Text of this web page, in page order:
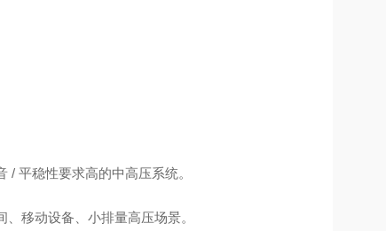
平稳性要求高的中高压系统。
移动设备、小排量高压场景。